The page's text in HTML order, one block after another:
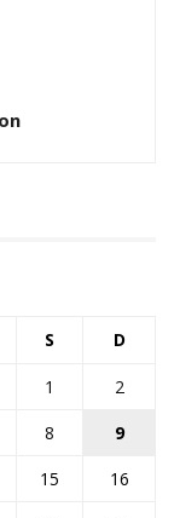
S D
1
2
8
9
15
16